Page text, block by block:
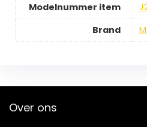
Modelnummer item
Brand
Over ons